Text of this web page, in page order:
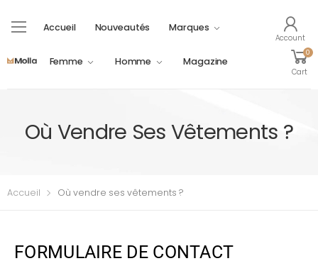
Accueil Nouveautés Marques
Femme Homme Magazine
Account
0
Cart
Où Vendre Ses Vêtements ?
Accueil Où vendre ses vêtements ?
FORMULAIRE DE CONTACT